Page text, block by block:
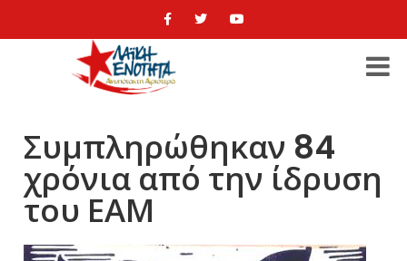
Συμπληρώθηκαν 84
χρόνια από την ίδρυση
του ΕΑΜ